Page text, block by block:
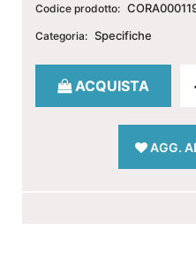
Codice prodotto:
Categoria: Specifiche
Quantità
ACQUISTA
AGG.